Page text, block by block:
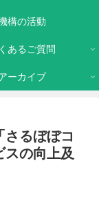
構の活動
あるご質問
ーカイブ
るぼぼコ
スの向上及